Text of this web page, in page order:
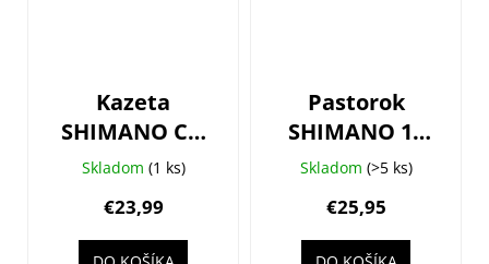
Kazeta
SHIMANO CS-
HG200 7-kolo
Skladom (1 ks)
€23,99
Pastorok
SHIMANO 10
a 12z. pre
M9100/M8100/
12-k.
Skladom (>5 ks)
€25,95